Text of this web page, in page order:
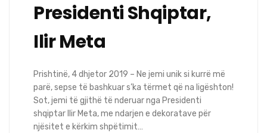
Presidenti Shqiptar,
Ilir Meta
Prishtinë, 4 dhjetor 2019 – Ne jemi unik si kurrë më
parë, sepse të bashkuar s’ka tërmet që na ligështon!
Sot, jemi të gjithë të nderuar nga Presidenti
shqiptar Ilir Meta, me ndarjen e dekoratave për
njësitet e kërkim shpëtimit…